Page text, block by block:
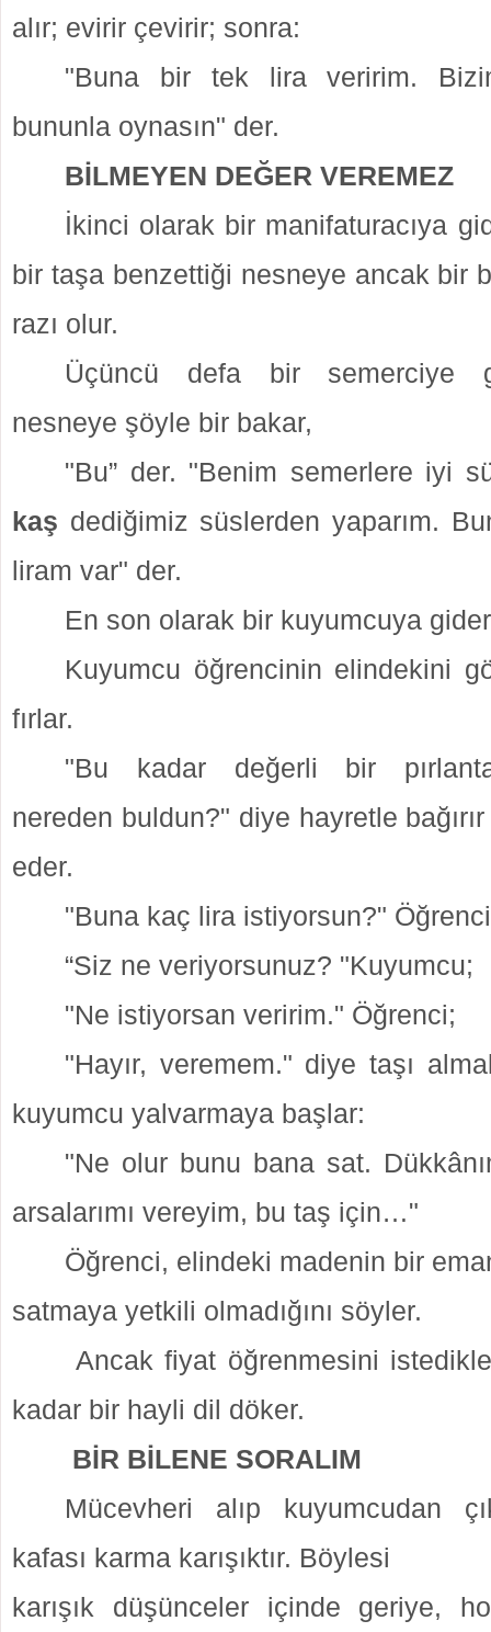
alır; evirir çevirir; sonra:
"Buna bir tek lira veririm.
bununla oynasın" der.
BİLMEYEN DEĞER VEREMEZ
İkinci olarak bir manifaturacıya
bir taşa benzettiği nesneye ancak bir
razı olur.
Üçüncü defa bir semerciye
nesneye şöyle bir bakar,
"Bu” der. "Benim semerlere iyi
kaş dediğimiz süslerden yaparım.
liram var" der.
En son olarak bir kuyumcuya
Kuyumcu öğrencinin elindekini
fırlar.
"Bu kadar değerli bir
nereden buldun?" diye hayretle
eder.
"Buna kaç lira istiyorsun?"
“Siz ne veriyorsunuz? "Kuyumcu;
"Ne istiyorsan veririm." Öğrenci;
"Hayır, veremem." diye taşı
kuyumcu yalvarmaya başlar:
"Ne olur bunu bana sat.
arsalarımı vereyim, bu taş için…"
Öğrenci, elindeki madenin bir
satmaya yetkili olmadığını söyler.
Ancak fiyat öğrenmesini
kadar bir hayli dil döker.
BİR BİLENE SORALIM
Mücevheri alıp kuyumcudan
kafası karma karışıktır. Böylesi
karışık düşünceler içinde geriye,